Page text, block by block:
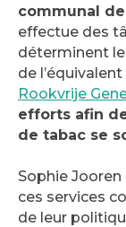
communal
effectue des
déterminent
de
Rookvrije
efforts afin
de tabac se
Sophie
ces services
de leur